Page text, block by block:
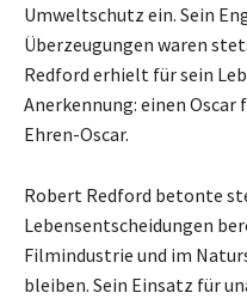
Umweltschutz ein. Sein
Überzeugungen waren
Redford erhielt für sein
Anerkennung: einen Oscar
Ehren-Oscar.
Robert Redford betonte
Lebensentscheidungen
Filmindustrie und im
bleiben. Sein Einsatz für